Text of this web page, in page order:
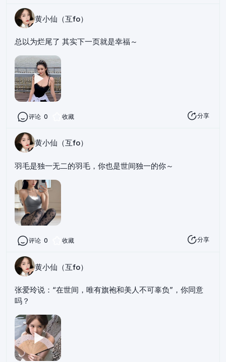
黄小仙（互fo）
总以为烂尾了 其实下一页就是幸福～
评论 0 收藏 分享
黄小仙（互fo）
羽毛是独一无二的羽毛，你也是世间独一的你～
评论 0 收藏 分享
黄小仙（互fo）
张爱玲说：“在世间，唯有旗袍和美人不可辜负”，你同意
吗？